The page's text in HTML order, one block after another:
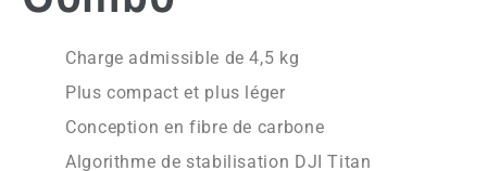
Charge admissible de 4,5 kg
Plus compact et plus léger
Conception en fibre de carbone
Algorithme de stabilisation DJI Titan